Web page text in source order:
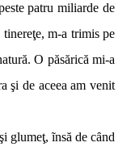
patru miliarde de
m-a trimis pe
O păsărică mi-a
şi de aceea am venit
ĩnsă de cȃnd